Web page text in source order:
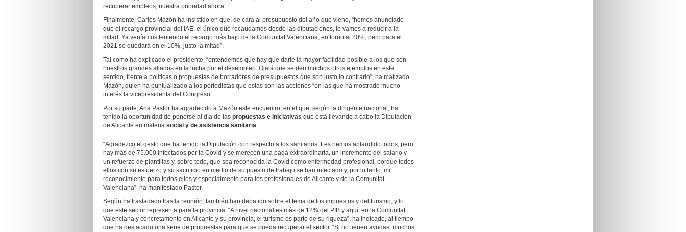
recuperar empleos, nuestra prioridad ahora”.
Finalmente, Carlos Mazón ha insistido en que, de cara al presupuesto del año que viene, “hemos anunciado
que el recargo provincial del IAE, el único que recaudamos desde las diputaciones, lo vamos a reducir a la
mitad. Ya veníamos teniendo el recargo más bajo de la Comunitat Valenciana, en torno al 20%, pero para el
2021 se quedará en el 10%, justo la mitad”.
Tal como ha explicado el presidente, “entendemos que hay que darle la mayor facilidad posible a los que son
nuestros grandes aliados en la lucha por el desempleo. Ojalá que se den muchos otros ejemplos en este
sentido, frente a políticas o propuestas de borradores de presupuestos que son justo lo contrario”, ha matizado
Mazón, quien ha puntualizado a los periodistas que estas son las acciones “en las que ha mostrado mucho
interés la vicepresidenta del Congreso”.
Por su parte, Ana Pastor ha agradecido a Mazón este encuentro, en el que, según la dirigente nacional, ha
tenido la oportunidad de ponerse al día de las propuestas e iniciativas que está llevando a cabo la Diputación
de Alicante en materia social y de asistencia sanitaria.
“Agradezco el gesto que ha tenido la Diputación con respecto a los sanitarios. Les hemos aplaudido todos, pero
hay más de 75.000 infectados por la Covid y se merecen una paga extraordinaria, un incremento del salario y
un refuerzo de plantillas y, sobre todo, que sea reconocida la Covid como enfermedad profesional, porque todos
ellos con su esfuerzo y su sacrificio en medio de su puesto de trabajo se han infectado y, por lo tanto, mi
reconocimiento para todos ellos y especialmente para los profesionales de Alicante y de la Comunitat
Valenciana”, ha manifestado Pastor.
Según ha trasladado tras la reunión, también han debatido sobre el tema de los impuestos y del turismo, y lo
que este sector representa para la provincia. “A nivel nacional es más de 12% del PIB y aquí, en la Comunitat
Valenciana y concretamente en Alicante y su provincia, el turismo es parte de su riqueza”, ha indicado, al tiempo
que ha destacado una serie de propuestas para que se pueda recuperar el sector. “Si no tienen ayudas, muchos